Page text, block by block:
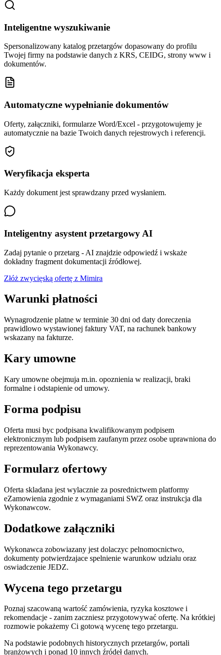
Inteligentne wyszukiwanie
Spersonalizowany katalog przetargów dopasowany do profilu
Twojej firmy na podstawie danych z KRS, CEIDG, strony www i
dokumentów.
Automatyczne wypełnianie dokumentów
Oferty, załączniki, formularze Word/Excel - przygotowujemy je
automatycznie na bazie Twoich danych rejestrowych i referencji.
Weryfikacja eksperta
Każdy dokument jest sprawdzany przed wysłaniem.
Inteligentny asystent przetargowy AI
Zadaj pytanie o przetarg - AI znajdzie odpowiedź i wskaże
dokładny fragment dokumentacji źródłowej.
Złóż zwycięską ofertę z Mimira
Warunki płatności
Wynagrodzenie platne w terminie 30 dni od daty doreczenia
prawidlowo wystawionej faktury VAT, na rachunek bankowy
wskazany na fakturze.
Kary umowne
Kary umowne obejmuja m.in. opoznienia w realizacji, braki
formalne i odstapienie od umowy.
Forma podpisu
Oferta musi byc podpisana kwalifikowanym podpisem
elektronicznym lub podpisem zaufanym przez osobe uprawniona do
reprezentowania Wykonawcy.
Formularz ofertowy
Oferta skladana jest wylacznie za posrednictwem platformy
eZamowienia zgodnie z wymaganiami SWZ oraz instrukcja dla
Wykonawcow.
Dodatkowe załączniki
Wykonawca zobowiazany jest dolaczyc pelnomocnictwo,
dokumenty potwierdzajace spelnienie warunkow udzialu oraz
oswiadczenie JEDZ.
Wycena tego przetargu
Poznaj szacowaną wartość zamówienia, ryzyka kosztowe i
rekomendacje - zanim zaczniesz przygotowywać ofertę. Na krótkiej
rozmowie pokażemy Ci gotową wycenę tego przetargu.
Na podstawie podobnych historycznych przetargów, portali
branżowych i ponad 10 innych źródeł danych.